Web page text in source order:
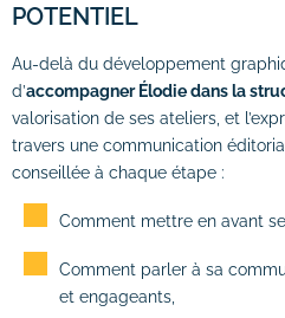
POTENTIEL
Au-delà du développement
d’accompagner Élodie dans la
valorisation de ses ateliers, et
travers une communication
conseillée à chaque étape :
Comment mettre en avant
Comment parler à sa
et engageants,